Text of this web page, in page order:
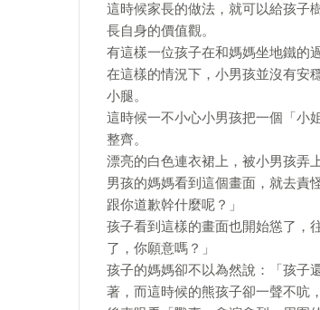
這時候家長的做法，就可以給孩子
長自身的價值觀。
有這樣一位孩子在和媽媽坐地鐵的
在這樣的情況下，小男孩並沒有安
小腿。
這時候一不小心小男孩把一個「小
整齊。
漂亮的白色連衣裙上，被小男孩弄
男孩的媽媽看到這個畫面，就去責
跟你道歉幹什麼呢？」
孩子看到這樣的畫面也開始慫了，
了，你願意嗎？」
孩子的媽媽卻不以為然說：「孩子
著，而這時候的熊孩子卻一聲不吭